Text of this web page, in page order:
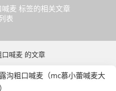
麦 标签的相关文章
表
口喊麦 的文章
沟粗口喊麦（mc慕小蕾喊麦大